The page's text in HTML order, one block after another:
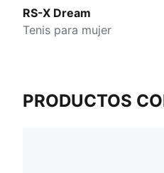
RS-X Dream
Tenis para mujer
PRODUCTOS